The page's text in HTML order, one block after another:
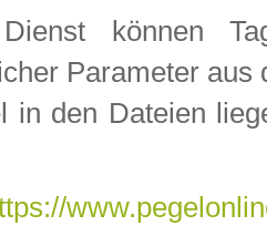
können
Parameter aus
in den Dateien